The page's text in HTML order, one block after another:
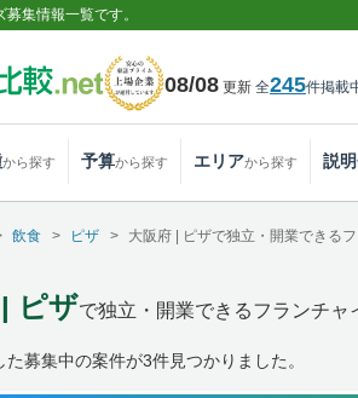
集情報一覧です。
08/08 更新 全245件掲載
から探す 予算から探す エリアから探す 説
飲食 ピザ 大阪府 | ピザで独立・開業できる
ピザで独立・開業できるフランチャ
募集中の案件が3件見つかりました。